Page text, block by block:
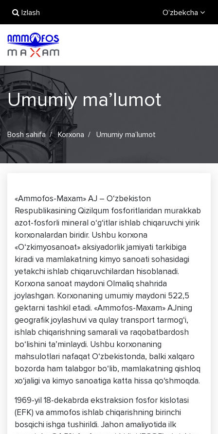
Izlash O'zbekcha
Umumiy ma’lumot
Bosh sahifa Korxona Umumiy ma’lumot
«Ammofos-Maxam» AJ – O‘zbekiston
Respublikasining Qizilqum fosforitlaridan murakkab
azot-fosforli mineral o‘g‘itlar ishlab chiqaruvchi yirik
korxonalardan biridir. Ushbu korxona
«O‘zkimyosanoat» aksiyadorlik jamiyati tarkibiga
kiradi va mamlakatning kimyo sanoati sohasidagi
yetakchi ishlab chiqaruvchilardan hisoblanadi.
Korxona sanoat maydoni Olmaliq shahrida
joylashgan. Korxonaning umumiy maydoni 522,5
gektarni tashkil etadi. «Ammofos-Maxam» AJning
geografik joylashuvi va qulay transport tarmog‘i,
ishlab chiqarishning samarali va raqobatbardosh
bo‘lishini ta’minlaydi. Ushbu korxonaning
mahsulotlari nafaqat O‘zbekistonda, balki xalqaro
bozorda ham talabgor bo‘lib, mamlakatning qishloq
xo‘jaligi va kimyo sanoatiga katta hissa qo‘shmoqda.
1969-yil 18-dekabrda ekstraksion fosfor kislotasi
(EFK) va ammofos ishlab chiqarishning birinchi
bosqichi ishga tushirildi. Jahon amaliyotida ilk